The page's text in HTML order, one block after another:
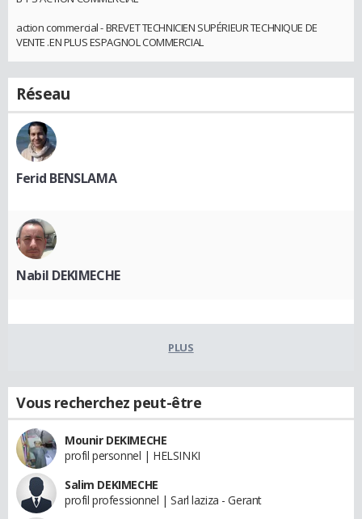
action commercial - BREVET TECHNICIEN SUPÉRIEUR TECHNIQUE DE
VENTE .EN PLUS ESPAGNOL COMMERCIAL
Réseau
Ferid BENSLAMA
Nabil DEKIMECHE
PLUS
Vous recherchez peut-être
Mounir DEKIMECHE
profil personnel | HELSINKI
Salim DEKIMECHE
profil professionnel | Sarl laziza - Gerant